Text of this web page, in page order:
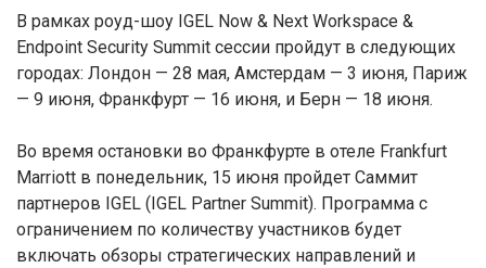
В рамках роуд-шоу IGEL Now & Next Workspace &
Endpoint Security Summit сессии пройдут в следующих
городах: Лондон — 28 мая, Амстердам — 3 июня, Париж
— 9 июня, Франкфурт — 16 июня, и Берн — 18 июня.
Во время остановки во Франкфурте в отеле Frankfurt
Marriott в понедельник, 15 июня пройдет Саммит
партнеров IGEL (IGEL Partner Summit). Программа с
ограничением по количеству участников будет
включать обзоры стратегических направлений и